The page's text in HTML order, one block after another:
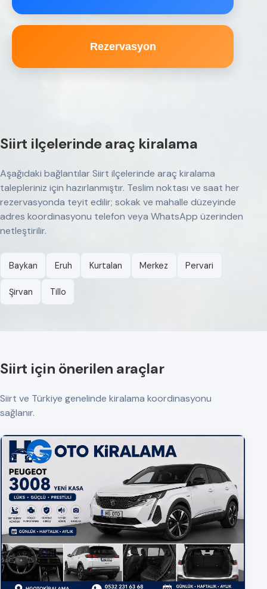
Rezervasyon
Siirt ilçelerinde araç kiralama
Aşağıdaki bağlantılar Siirt ilçelerinde araç kiralama
talepleriniz için hazırlanmıştır. Teslim noktası ve saat her
rezervasyonda teyit edilir; sokak ve mahalle düzeyinde
adres koordinasyonu telefon veya WhatsApp üzerinden
netleştirilir.
Baykan Eruh Kurtalan Merkez Pervari
Şirvan Tillo
Siirt için önerilen araçlar
Siirt ve Türkiye genelinde kiralama koordinasyonu
sağlanır.